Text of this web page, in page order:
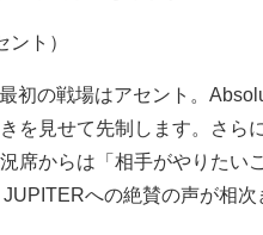
ント）
初の戦場はアセント。
を見せて先制します。さら
席からは「相手がやりたい
への絶賛の声が相次